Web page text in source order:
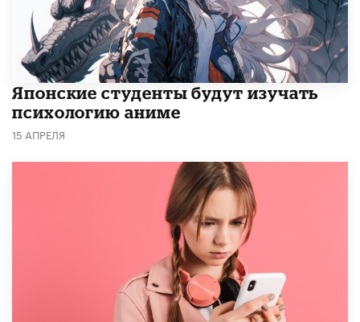
Японские студенты будут изучать
психологию аниме
15 АПРЕЛЯ